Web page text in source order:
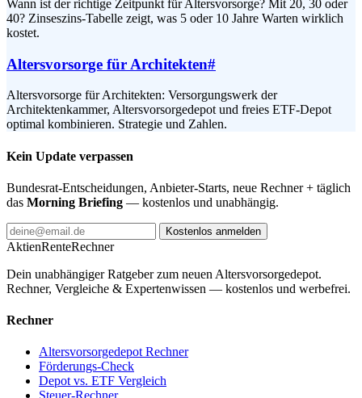
Wann ist der richtige Zeitpunkt für Altersvorsorge? Mit 20, 30 oder
40? Zinseszins-Tabelle zeigt, was 5 oder 10 Jahre Warten wirklich
kostet.
Altersvorsorge für Architekten#
Altersvorsorge für Architekten: Versorgungswerk der
Architektenkammer, Altersvorsorgedepot und freies ETF-Depot
optimal kombinieren. Strategie und Zahlen.
Kein Update verpassen
Bundesrat-Entscheidungen, Anbieter-Starts, neue Rechner + täglich
das Morning Briefing — kostenlos und unabhängig.
Kostenlos anmelden
AktienRenteRechner
Dein unabhängiger Ratgeber zum neuen Altersvorsorgedepot.
Rechner, Vergleiche & Expertenwissen — kostenlos und werbefrei.
Rechner
Altersvorsorgedepot Rechner
Förderungs-Check
Depot vs. ETF Vergleich